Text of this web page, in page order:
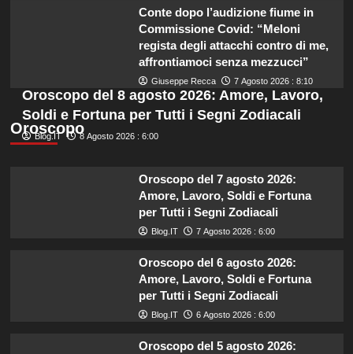
Conte dopo l’audizione fiume in
Commissione Covid: “Meloni
regista degli attacchi contro di me,
affrontiamoci senza mezzucci”
Giuseppe Recca 7 Agosto 2026 : 8:10
Oroscopo
Oroscopo del 8 agosto 2026: Amore, Lavoro,
Soldi e Fortuna per Tutti i Segni Zodiacali
Blog.IT 8 Agosto 2026 : 6:00
Oroscopo del 7 agosto 2026:
Amore, Lavoro, Soldi e Fortuna
per Tutti i Segni Zodiacali
Blog.IT 7 Agosto 2026 : 6:00
Oroscopo del 6 agosto 2026:
Amore, Lavoro, Soldi e Fortuna
per Tutti i Segni Zodiacali
Blog.IT 6 Agosto 2026 : 6:00
Oroscopo del 5 agosto 2026: